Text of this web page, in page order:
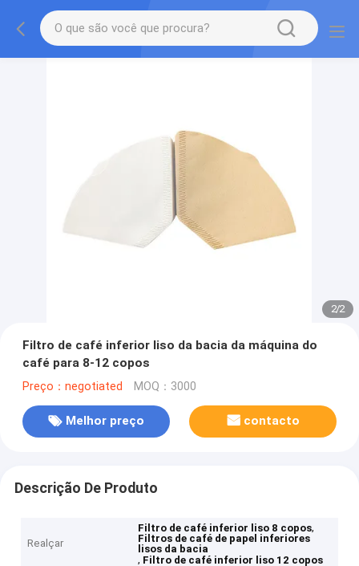
2/2
Filtro de café inferior liso da bacia da máquina do
café para 8-12 copos
Preço：negotiated MOQ：3000
Melhor preço contacto
Descrição De Produto
Realçar
Filtro de café inferior liso 8 copos,
Filtros de café de papel inferiores
lisos da bacia
, Filtro de café inferior liso 12 copos